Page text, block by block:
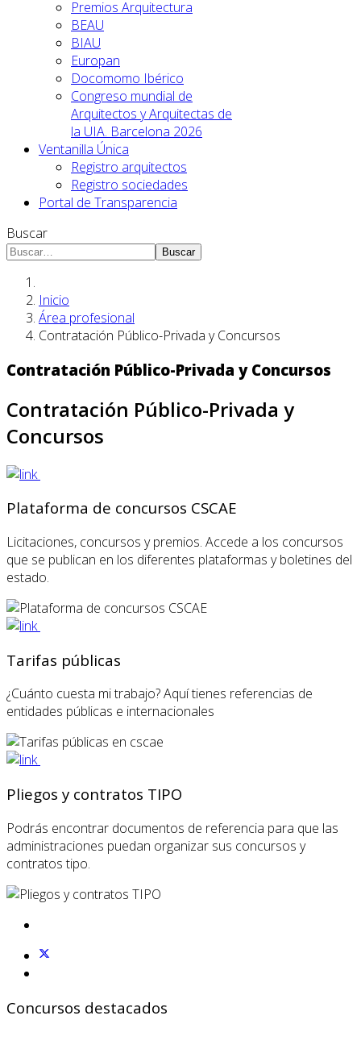
Premios Arquitectura
BEAU
BIAU
Europan
Docomomo Ibérico
Congreso mundial de
Arquitectos y Arquitectas de
la UIA. Barcelona 2026
Ventanilla Única
Registro arquitectos
Registro sociedades
Portal de Transparencia
Buscar
Buscar
Inicio
Área profesional
Contratación Público-Privada y Concursos
Contratación Público-Privada y Concursos
Contratación Público-Privada y
Concursos
Plataforma de concursos CSCAE
Licitaciones, concursos y premios. Accede a los concursos
que se publican en los diferentes plataformas y boletines del
estado.
Tarifas públicas
¿Cuánto cuesta mi trabajo? Aquí tienes referencias de
entidades públicas e internacionales
Pliegos y contratos TIPO
Podrás encontrar documentos de referencia para que las
administraciones puedan organizar sus concursos y
contratos tipo.
Concursos destacados